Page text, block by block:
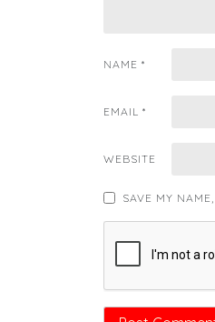
NAME *
EMAIL *
WEBSITE
SAVE MY